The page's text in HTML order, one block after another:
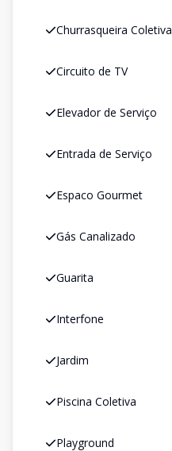
Churrasqueira Coletiva
Circuito de TV
Elevador de Serviço
Entrada de Serviço
Espaco Gourmet
Gás Canalizado
Guarita
Interfone
Jardim
Piscina Coletiva
Playground